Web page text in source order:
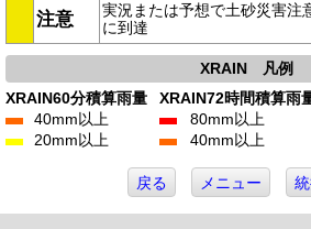
注意
実況または予想で土砂災害注
に到達
XRAIN 凡例
XRAIN60分積算雨量
40mm以上
20mm以上
XRAIN72時間積算雨
80mm以上
40mm以上
戻る メニュー